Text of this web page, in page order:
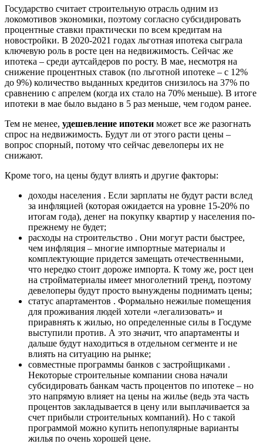
Государство считает строительную отрасль одним из
локомотивов экономики, поэтому согласно субсидировать
процентные ставки практически по всем кредитам на
новостройки. В 2020-2021 годах льготная ипотека сыграла
ключевую роль в росте цен на недвижимость. Сейчас же
ипотека – среди аутсайдеров по росту. В мае, несмотря на
снижение процентных ставок (по льготной ипотеке – с 12%
до 9%) количество выданных кредитов снизилось на 37% по
сравнению с апрелем (когда их стало на 70% меньше). В итоге
ипотеки в мае было выдано в 5 раз меньше, чем годом ранее.
Тем не менее, удешевление ипотеки может все же разогнать
спрос на недвижимость. Будут ли от этого расти цены –
вопрос спорный, потому что сейчас девелоперы их не
снижают.
Кроме того, на цены будут влиять и другие факторы:
доходы населения . Если зарплаты не будут расти вслед
за инфляцией (которая ожидается на уровне 15-20% по
итогам года), денег на покупку квартир у населения по-
прежнему не будет;
расходы на строительство . Они могут расти быстрее,
чем инфляция – многие импортные материалы и
комплектующие придется замещать отечественными,
что нередко стоит дороже импорта. К тому же, рост цен
на стройматериалы имеет многолетний тренд, поэтому
девелоперы будут просто вынуждены поднимать цены;
статус апартаментов . Формально нежилые помещения
для проживания людей хотели «легализовать» и
приравнять к жилью, но определенные силы в Госдуме
выступили против. А это значит, что апартаменты и
дальше будут находиться в отдельном сегменте и не
влиять на ситуацию на рынке;
совместные программы банков с застройщиками .
Некоторые строительные компании снова начали
субсидировать банкам часть процентов по ипотеке – но
это напрямую влияет на цены на жилье (ведь эта часть
процентов закладывается в цену или выплачивается за
счет прибыли строительных компаний). Но с такой
программой можно купить непопулярные варианты
жилья по очень хорошей цене.